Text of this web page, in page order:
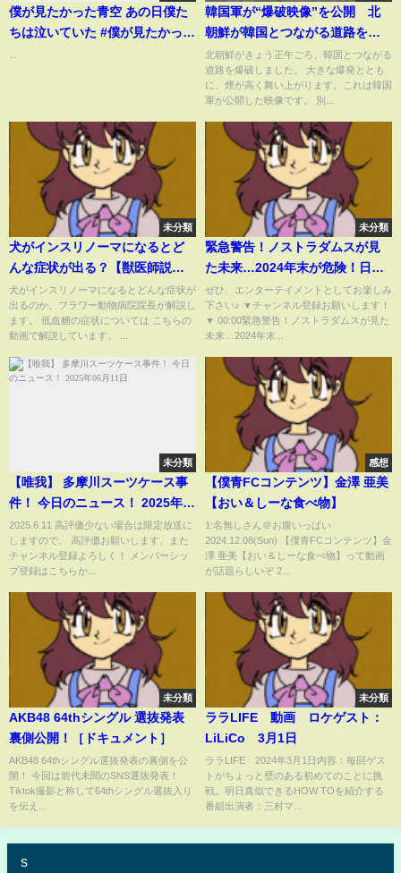
僕が見たかった青空 あの日僕た
ちは泣いていた #僕が見たかった
韓国軍が“爆破映像”を公開 北
朝鮮が韓国とつながる道路を爆
破 “大きな爆発とともに煙が高く
舞い上がり” “要塞化”工事に着手
か｜TBS NEWS DIG
北朝鮮がきょう正午ごろ、韓国とつながる
道路を爆破しました。 大きな爆発ととも
に、煙が高く舞い上がります。これは韓国
軍が公開した映像です。 別...
未分類
犬がインスリノーマになるとど
んな症状が出る？【獣医師説
明】
犬がインスリノーマになるとどんな症状が
出るのか、フラワー動物病院院長が解説し
ます。 低血糖の症状については こちらの
動画で解説しています。 ...
未分類
緊急警告！ノストラダムスが見
た未来…2024年末が危険！日本
にとんでもない事が起きる【都
市伝説】【総集編】
ぜひ、エンターテイメントとしてお楽しみ
下さい♪ ▼チャンネル登録お願いします！
▼ 00:00緊急警告！ノストラダムスが見た
未来…2024年末...
未分類
【唯我】 多摩川スーツケース事
件！ 今日のニュース！ 2025年
06月11日
2025.6.11 高評価少ない場合は限定放送に
しますので、 高評価お願いします、また
チャンネル登録よろしく！ メンバーシッ
プ登録はこちらか...
感想
【僕青FCコンテンツ】金澤 亜美
【おい＆しーな食べ物】
1:名無しさん＠お腹いっぱい
2024.12.08(Sun) 【僕青FCコンテンツ】金
澤 亜美【おい＆しーな食べ物】って動画
が話題らしいぞ 2...
未分類
AKB48 64thシングル 選抜発表
裏側公開！［ドキュメント］
AKB48 64thシングル選抜発表の裏側を公
開！ 今回は前代未聞のSNS選抜発表！
Tiktok撮影と称して64thシングル選抜入り
を伝え...
未分類
ララLIFE 動画 ロケゲスト：
LiLiCo 3月1日
ララLIFE 2024年3月1日内容：毎回ゲス
トがちょっと壁のある初めてのことに挑
戦。明日真似できるHOW TOを紹介する
番組出演者：三村マ...
s